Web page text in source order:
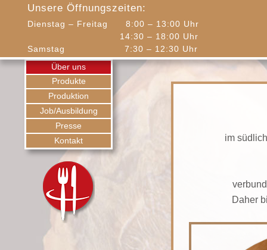
Über uns
Produkte
Produktion
Job/Ausbildung
Presse
Kontakt
Unsere Öffnungszeiten:
Dienstag – Freitag 8:00 – 13:00 Uhr
14:30 – 18:00 Uhr
Samstag 7:30 – 12:30 Uhr
im
Daher